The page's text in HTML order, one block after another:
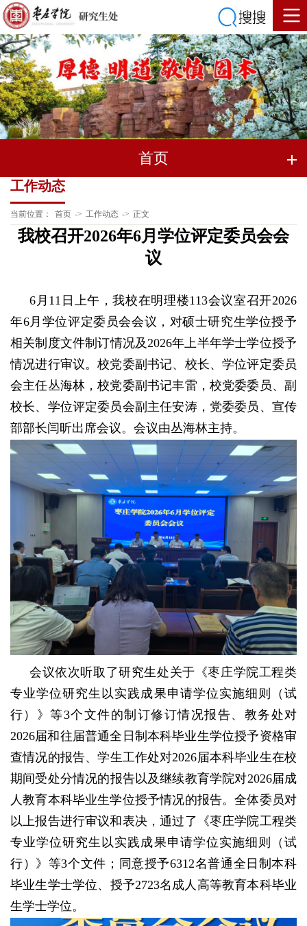
首页
工作动态
当前位置： 首页 -> 工作动态 -> 正文
我校召开2026年6月学位评定委员会会
议
6月11日上午，我校在明理楼113会议室召开2026
年6月学位评定委员会会议，对硕士研究生学位授予
相关制度文件制订情况及2026年上半年学士学位授予
情况进行审议。校党委副书记、校长、学位评定委员
会主任丛海林，校党委副书记丰雷，校党委委员、副
校长、学位评定委员会副主任安涛，党委委员、宣传
部部长闫昕出席会议。会议由丛海林主持。
会议依次听取了研究生处关于《枣庄学院工程类
专业学位研究生以实践成果申请学位实施细则（试
行）》等3个文件的制订修订情况报告、教务处对
2026届和往届普通全日制本科毕业生学位授予资格审
查情况的报告、学生工作处对2026届本科毕业生在校
期间受处分情况的报告以及继续教育学院对2026届成
人教育本科毕业生学位授予情况的报告。全体委员对
以上报告进行审议和表决，通过了《枣庄学院工程类
专业学位研究生以实践成果申请学位实施细则（试
行）》等3个文件；同意授予6312名普通全日制本科
毕业生学士学位、授予2723名成人高等教育本科毕业
生学士学位。